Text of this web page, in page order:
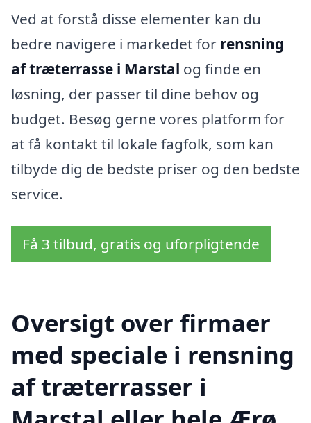
Ved at forstå disse elementer kan du
bedre navigere i markedet for rensning
af træterrasse i Marstal og finde en
løsning, der passer til dine behov og
budget. Besøg gerne vores platform for
at få kontakt til lokale fagfolk, som kan
tilbyde dig de bedste priser og den bedste
service.
Få 3 tilbud, gratis og uforpligtende
Oversigt over firmaer
med speciale i rensning
af træterrasser i